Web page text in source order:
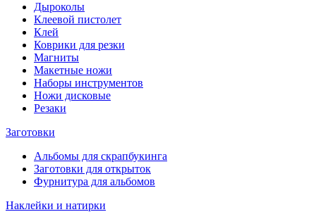
Дыроколы
Клеевой пистолет
Клей
Коврики для резки
Магниты
Макетные ножи
Наборы инструментов
Ножи дисковые
Резаки
Заготовки
Альбомы для скрапбукинга
Заготовки для открыток
Фурнитура для альбомов
Наклейки и натирки